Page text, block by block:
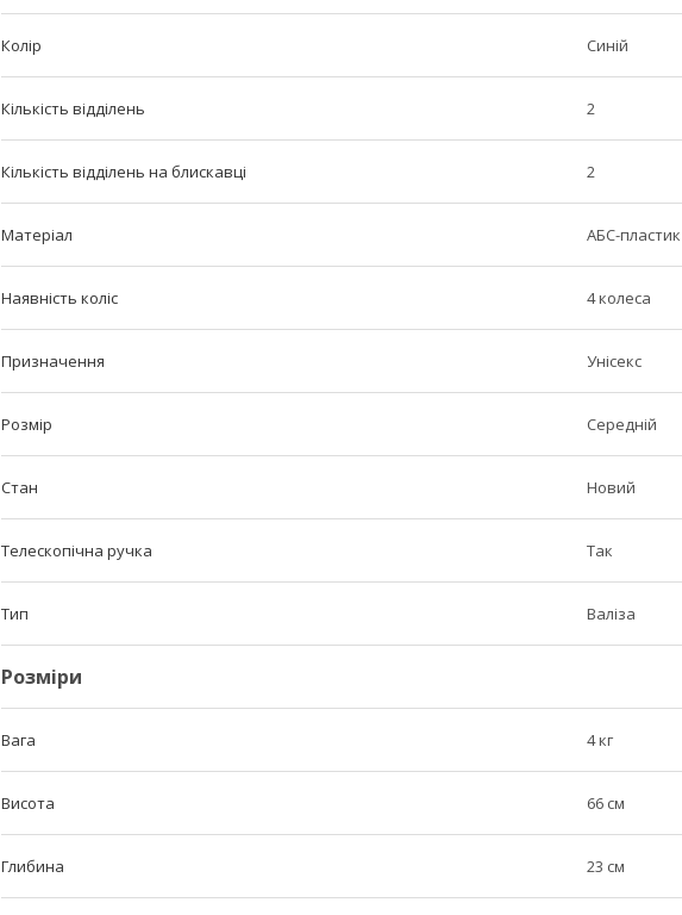
Колір Синій
Кількість відділень 2
Кількість відділень на блискавці 2
Матеріал АБС-пластик
Наявність коліс 4 колеса
Призначення Унісекс
Розмір Середній
Стан Новий
Телескопічна ручка Так
Тип Валіза
Розміри
Вага 4 кг
Висота 66 см
Глибина 23 см